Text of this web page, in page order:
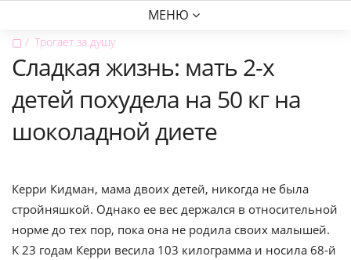
МЕНЮ
▢ Трогает за душу
Сладкая жизнь: мать 2-х
детей похудела на 50 кг на
шоколадной диете
Керри Кидман, мама двоих детей, никогда не была
стройняшкой. Однако ее вес держался в относительной
норме до тех пор, пока она не родила своих малышей.
К 23 годам Керри весила 103 килограмма и носила 68-й